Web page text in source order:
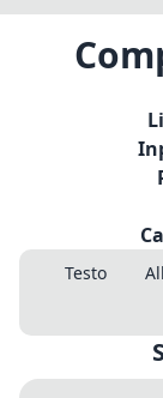
Testo